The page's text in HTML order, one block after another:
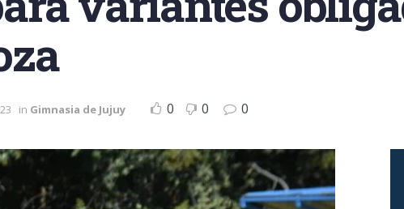
in Gimnasia de Jujuy 0 0 0